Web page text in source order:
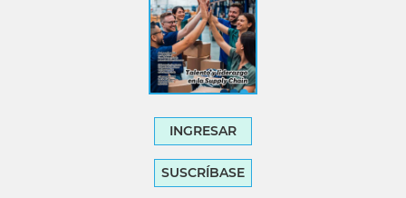
INGRESAR
SUSCRÍBASE